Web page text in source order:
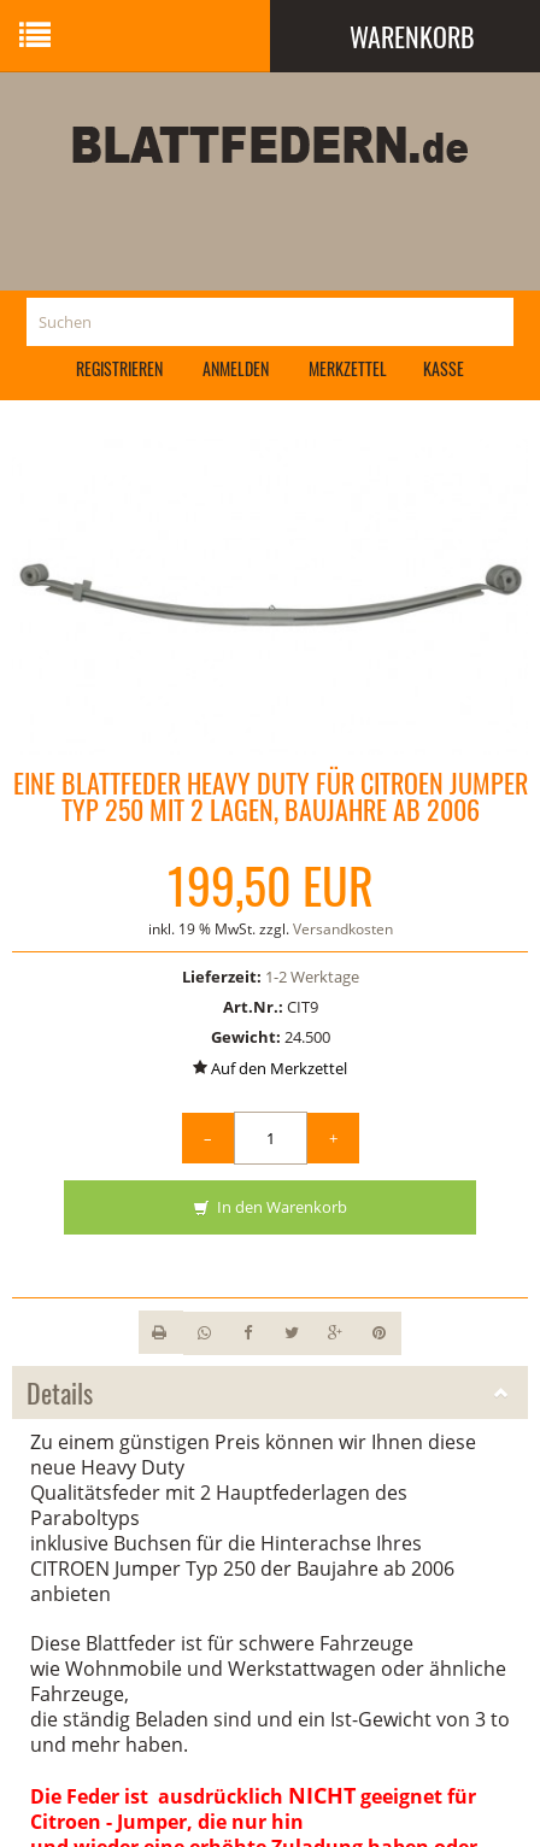
WARENKORB
REGISTRIEREN ANMELDEN MERKZETTEL KASSE
EINE BLATTFEDER HEAVY DUTY FÜR CITROEN JUMPER
TYP 250 MIT 2 LAGEN, BAUJAHRE AB 2006
199,50 EUR
inkl. 19 % MwSt. zzgl.Versandkosten
Lieferzeit: 1-2 Werktage
Art.Nr.: CIT9
Gewicht: 24.500
– +
In den Warenkorb
Details
Zu einem günstigen Preis können wir Ihnen diese
neue Heavy Duty
Qualitätsfeder mit 2 Hauptfederlagen des
Paraboltyps
inklusive Buchsen für die Hinterachse Ihres
CITROEN Jumper Typ 250 der Baujahre ab 2006
anbieten
Diese Blattfeder ist für schwere Fahrzeuge
wie Wohnmobile und Werkstattwagen oder ähnliche
Fahrzeuge,
die ständig Beladen sind und ein Ist-Gewicht von 3 to
und mehr haben.
Die Feder ist ausdrücklich NICHTgeeignet für
Citroen - Jumper, die nur hin